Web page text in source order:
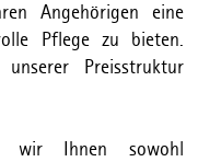
Angehörigen eine
Pflege zu bieten.
unserer Preisstruktur
wir Ihnen sowohl